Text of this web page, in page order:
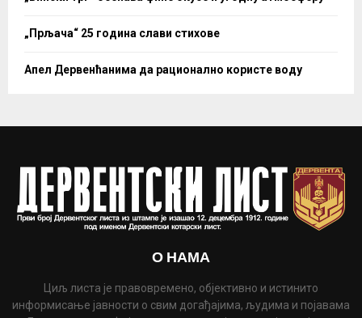
„Прљача“ 25 година слави стихове
Апел Дервенћанима да рационално користе воду
О НАМА
Циљ листа је правовремено, објективно и истинито
информисање јавности о свим догађајима, људима и појавама